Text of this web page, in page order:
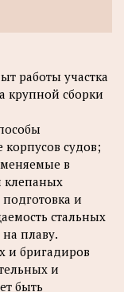
работы участка
крупной сборки
судов;
в
клепаных
и
стальных
плаву.
и бригадиров
и
быть